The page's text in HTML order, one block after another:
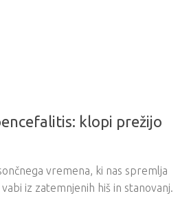
klopi prežijo
vremena, ki nas spremlja
iz zatemnjenih hiš in stanovanj.